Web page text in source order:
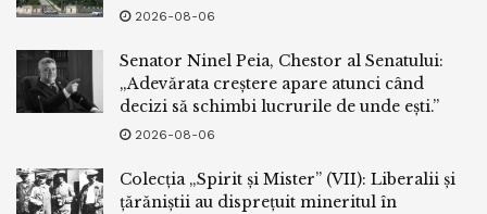
2026-08-06
Senator Ninel Peia, Chestor al Senatului:
„Adevărata creștere apare atunci când
decizi să schimbi lucrurile de unde ești.”
2026-08-06
Colecția „Spirit și Mister” (VII): Liberalii și
țărăniștii au disprețuit mineritul în